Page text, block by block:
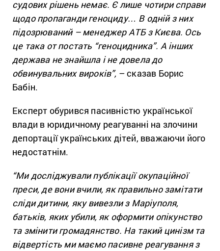
судових рішень немає. Є лише чотири справи
щодо пропаганди геноциду… В одній з них
підозрюваний – менеджер АТБ з Києва. Ось
це така от постать “геноцидника”. А інших
держава не знайшла і не довела до
обвинувальних вироків”, – сказав Борис
Бабін.
Експерт обурився пасивністю української
влади в юридичному реагуванні на злочини
депортації українських дітей, вважаючи його
недостатнім.
“Ми досліджували публікації окупаційної
преси, де вони вчили, як правильно замітати
сліди дитини, яку вивезли з Маріуполя,
батьків, яких убили, як оформити опікунство
та змінити громадянство. На такий цинізм та
відвертість ми маємо пасивне реагування з